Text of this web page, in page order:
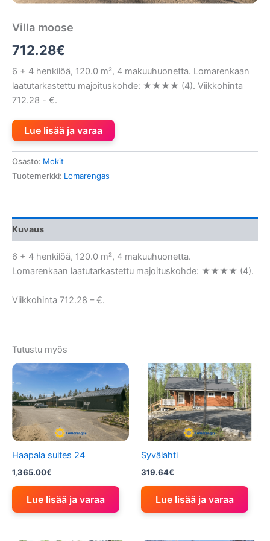
Villa moose
712.28€
6 + 4 henkilöä, 120.0 m², 4 makuuhuonetta. Lomarenkaan
laatutarkastettu majoituskohde: ★★★★ (4). Viikkohinta
712.28 - €.
Lue lisää ja varaa
Osasto: Mokit
Tuotemerkki: Lomarengas
Kuvaus
6 + 4 henkilöä, 120.0 m², 4 makuuhuonetta.
Lomarenkaan laatutarkastettu majoituskohde: ★★★★ (4).
Viikkohinta 712.28 – €.
Tutustu myös
Haapala suites 24
1,365.00€
Lue lisää ja varaa
Syvälahti
319.64€
Lue lisää ja varaa